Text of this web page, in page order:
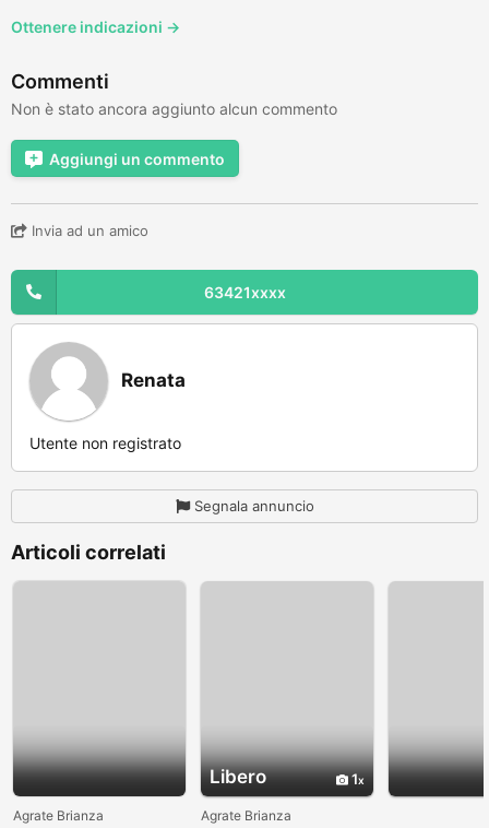
Ottenere indicazioni →
Commenti
Non è stato ancora aggiunto alcun commento
Aggiungi un commento
Invia ad un amico
63421xxxx
Renata
Utente non registrato
Segnala annuncio
Articoli correlati
Agrate Brianza
Libero 1
Agrate Brianza